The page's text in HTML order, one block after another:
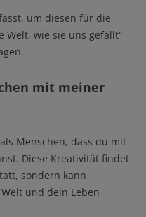
um diesen für die
Welt, wie sie uns gefällt“
mit meiner
Menschen, dass du mit
Diese Kreativität findet
sondern kann
und dein Leben